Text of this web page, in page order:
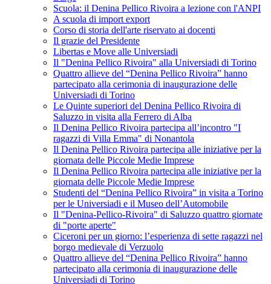
Scuola: il Denina Pellico Rivoira a lezione con l'ANPI
A scuola di import export
Corso di storia dell'arte riservato ai docenti
Il grazie del Presidente
Libertas e Move alle Universiadi
Il "Denina Pellico Rivoira" alla Universiadi di Torino
Quattro allieve del “Denina Pellico Rivoira” hanno
partecipato alla cerimonia di inaugurazione delle
Universiadi di Torino
Le Quinte superiori del Denina Pellico Rivoira di
Saluzzo in visita alla Ferrero di Alba
Il Denina Pellico Rivoira partecipa all’incontro "I
ragazzi di Villa Emma" di Nonantola
Il Denina Pellico Rivoira partecipa alle iniziative per la
giornata delle Piccole Medie Imprese
Il Denina Pellico Rivoira partecipa alle iniziative per la
giornata delle Piccole Medie Imprese
Studenti del “Denina Pellico Rivoira” in visita a Torino
per le Universiadi e il Museo dell’Automobile
Il "Denina-Pellico-Rivoira" di Saluzzo quattro giornate
di "porte aperte"
Ciceroni per un giorno: l’esperienza di sette ragazzi nel
borgo medievale di Verzuolo
Quattro allieve del “Denina Pellico Rivoira” hanno
partecipato alla cerimonia di inaugurazione delle
Universiadi di Torino